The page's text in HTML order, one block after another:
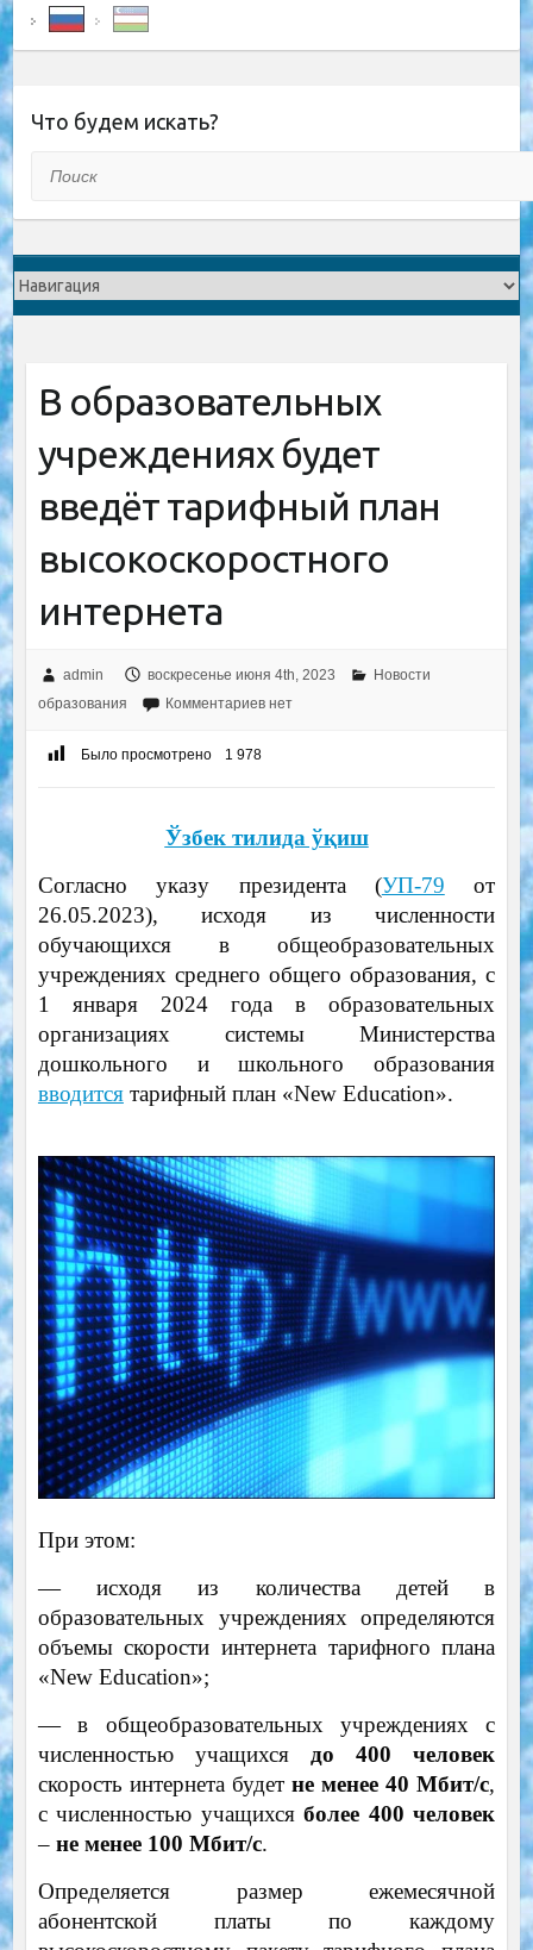
Что будем искать?
В образовательных
учреждениях будет
введёт тарифный план
высокоскоростного
интернета
admin воскресенье июня 4th, 2023
Новости
образования
Комментариев нет
Было просмотрено 1 978
Ўзбек тилида ўқиш
Согласно указу президента (УП-79 от
26.05.2023), исходя из численности
обучающихся в общеобразовательных
учреждениях среднего общего образования, с
1 января 2024 года в образовательных
организациях системы Министерства
дошкольного и школьного образования
вводитсятарифный план «New Education».
При этом:
— исходя из количества детей в
образовательных учреждениях определяются
объемы скорости интернета тарифного плана
«New Education»;
— в общеобразовательных учреждениях с
численностью учащихся до 400 человек
скорость интернета будет не менее 40 Мбит/с,
с численностью учащихсяболее 400 человек
– не менее 100 Мбит/с.
Определяется размер ежемесячной
абонентской платы по каждому